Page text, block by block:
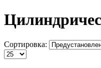
Сортировка: